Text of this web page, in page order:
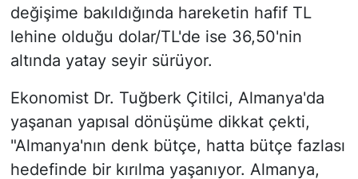
değişime bakıldığında hareketin hafif TL
lehine olduğu dolar/TL'de ise 36,50'nin
altında yatay seyir sürüyor.
Ekonomist Dr. Tuğberk Çitilci, Almanya'da
yaşanan yapısal dönüşüme dikkat çekti,
"Almanya'nın denk bütçe, hatta bütçe fazlası
hedefinde bir kırılma yaşanıyor. Almanya,